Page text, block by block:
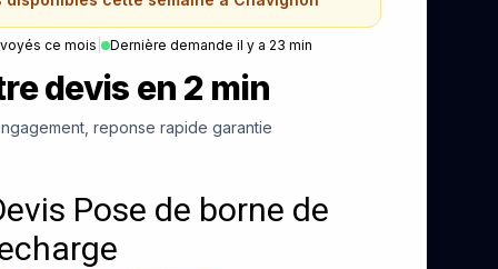
ce mois Dernière demande il y a 23 min
devis en 2 min
reponse rapide garantie
Pose de borne de